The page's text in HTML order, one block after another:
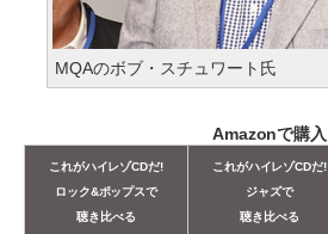
MQAのボブ・スチュワート氏
Amazonで購入
これがハイレゾCDだ!
ロック&ポップスで
聴き比べる
これがハイレゾCDだ!
ジャズで
聴き比べる